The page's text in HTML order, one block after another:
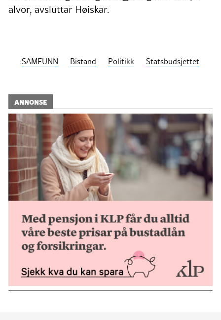
alvor, avsluttar Høiskar.
SAMFUNN Bistand Politikk Statsbudsjettet
ANNONSE